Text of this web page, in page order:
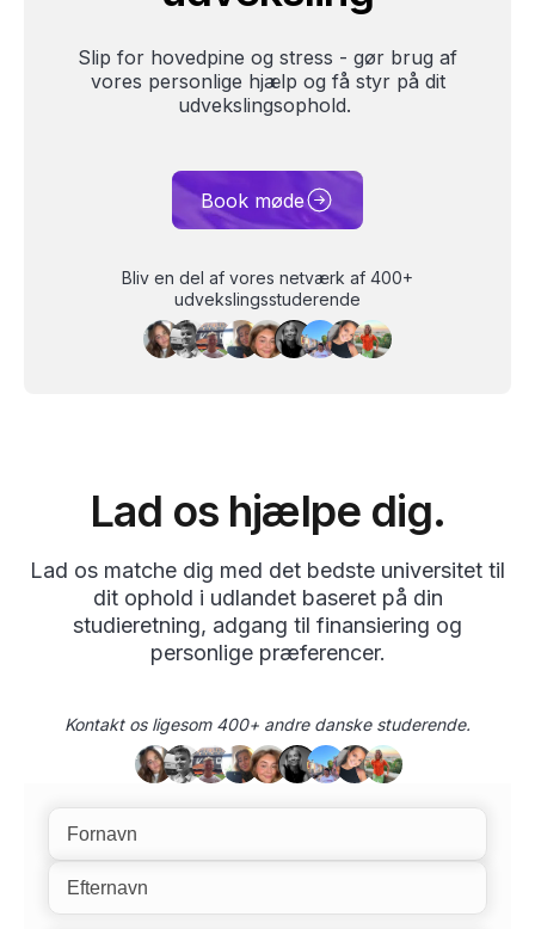
Slip for hovedpine og stress - gør brug af
vores personlige hjælp og få styr på dit
udvekslingsophold.
Book møde
Bliv en del af vores netværk af 400+
udvekslingsstuderende
Lad os hjælpe dig.
Lad os matche dig med det bedste universitet til
dit ophold i udlandet baseret på din
studieretning, adgang til finansiering og
personlige præferencer.
Kontakt os ligesom 400+ andre danske studerende.